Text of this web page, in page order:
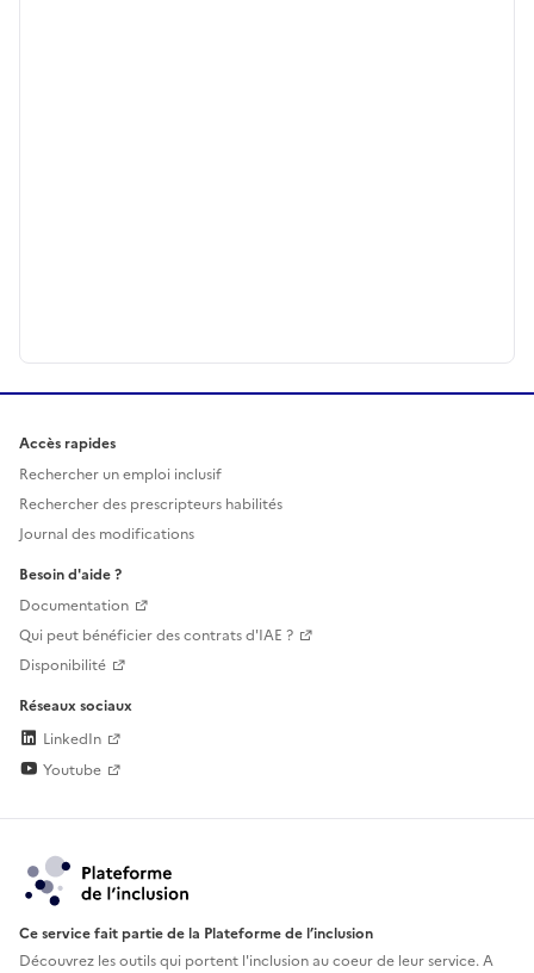
Accès rapides
Rechercher un emploi inclusif
Rechercher des prescripteurs habilités
Journal des modifications
Besoin d'aide ?
Documentation
Qui peut bénéficier des contrats d'IAE ?
Disponibilité
Réseaux sociaux
LinkedIn
Youtube
Ce service fait partie de la Plateforme de l’inclusion
Découvrez les outils qui portent l'inclusion aucoeur de leur service. A